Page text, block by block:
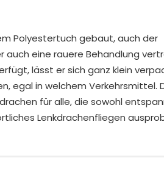
Polyestertuch gebaut, auch der
auch eine rauere Behandlung
lässt er sich ganz klein
egal in welchem Verkehrsmittel.
für alle, die sowohl
Lenkdrachenfliegen